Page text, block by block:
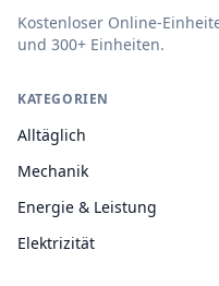
Kostenloser Online-
und 300+ Einheiten.
KATEGORIEN
Alltäglich
Mechanik
Energie & Leistung
Elektrizität